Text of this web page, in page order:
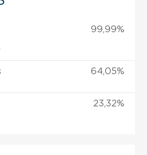
99,99%
64,05%
23,32%